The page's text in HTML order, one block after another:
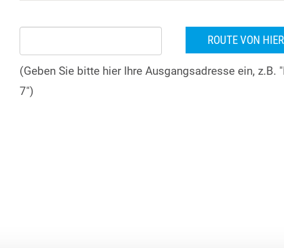
(Geben Sie bitte hier Ihre Ausgangsadresse ein, z.B.
7")